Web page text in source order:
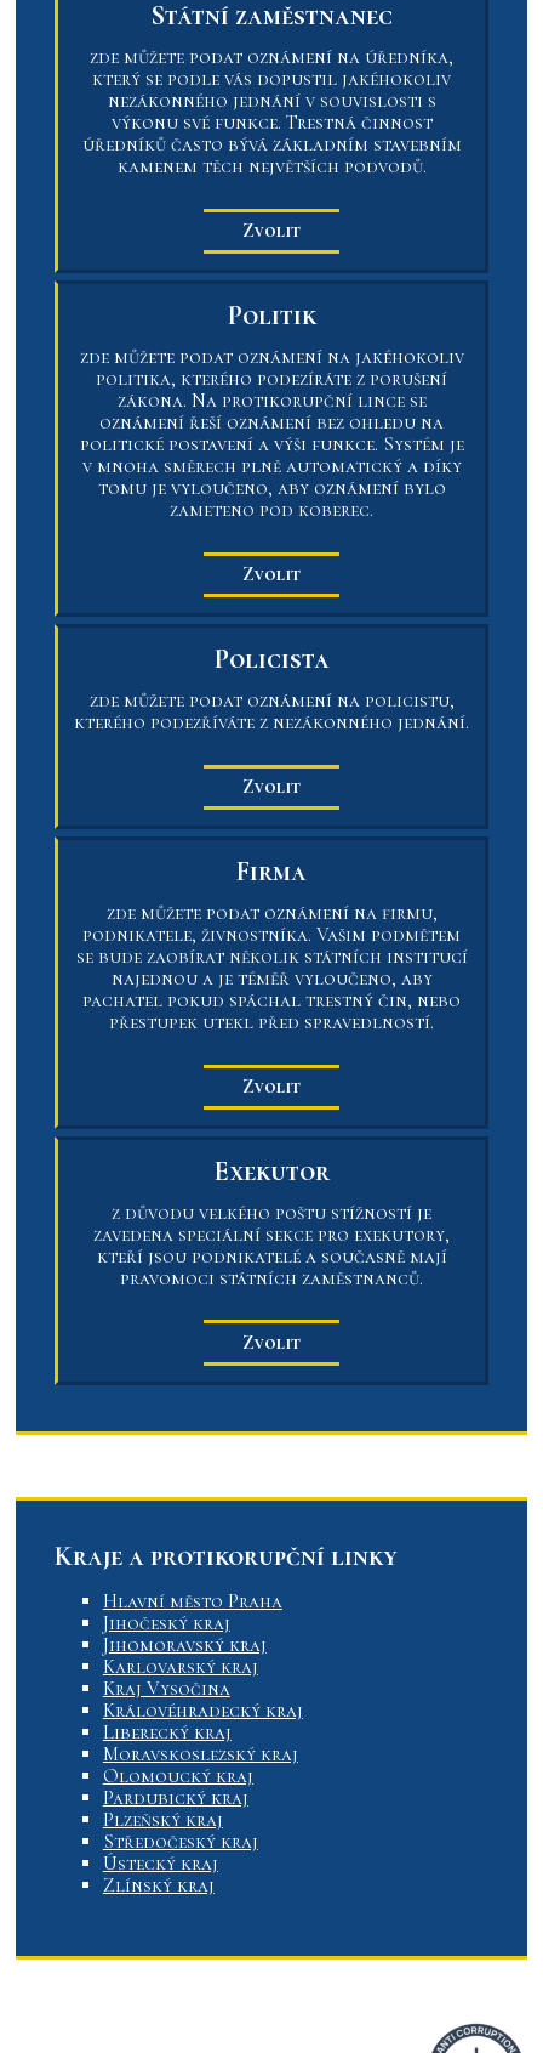
Státní zaměstnanec
zde můžete podat oznámení na úředníka,
který se podle vás dopustil jakéhokoliv
nezákonného jednání v souvislosti s
výkonu své funkce. Trestná činnost
úředníků často bývá základním stavebním
kamenem těch největších podvodů.
Zvolit
Politik
zde můžete podat oznámení na jakéhokoliv
politika, kterého podezíráte z porušení
zákona. Na protikorupční lince se
oznámení řeší oznámení bez ohledu na
politické postavení a výši funkce. Systém je
v mnoha směrech plně automatický a díky
tomu je vyloučeno, aby oznámení bylo
zameteno pod koberec.
Zvolit
Policista
zde můžete podat oznámení na policistu,
kterého podezříváte z nezákonného jednání.
Zvolit
Firma
zde můžete podat oznámení na firmu,
podnikatele, živnostníka. Vašim podmětem
se bude zaobírat několik státních institucí
najednou a je téměř vyloučeno, aby
pachatel pokud spáchal trestný čin, nebo
přestupek utekl před spravedlností.
Zvolit
Exekutor
z důvodu velkého poštu stížností je
zavedena speciální sekce pro exekutory,
kteří jsou podnikatelé a současně mají
pravomoci státních zaměstnanců.
Zvolit
Kraje a protikorupční linky
Hlavní město Praha
Jihočeský kraj
Jihomoravský kraj
Karlovarský kraj
Kraj Vysočina
Královéhradecký kraj
Liberecký kraj
Moravskoslezský kraj
Olomoucký kraj
Pardubický kraj
Plzeňský kraj
Středočeský kraj
Ústecký kraj
Zlínský kraj